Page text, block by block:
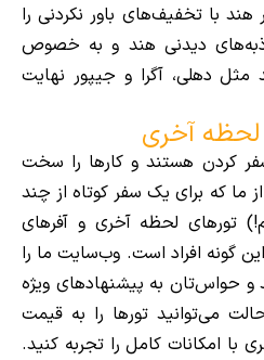
با تخفیف‌های باور نکردنی را
دیدنی هند و به خصوص
دهلی، آگرا و جیپور نهایت
لحظه آخری
کردن هستند و کارها را سخت
ما که برای یک سفر کوتاه از چند
تورهای لحظه آخری و آفرهای
گونه افراد است. وب‌سایت ما را
حواس‌تان به پیشنهادهای ویژه
می‌توانید تورها را به قیمت
با امکانات کامل را تجربه کنید.